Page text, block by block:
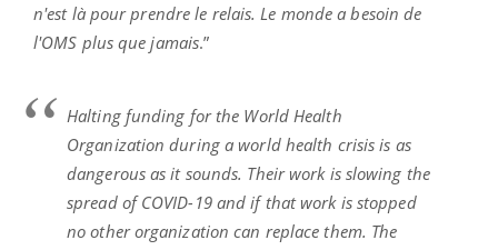
n'est là pour prendre le relais. Le monde a besoin de
l'OMS plus que jamais.”
Halting funding for the World Health
Organization during a world health crisis is as
dangerous as it sounds. Their work is slowing the
spread of COVID-19 and if that work is stopped
no other organization can replace them. The